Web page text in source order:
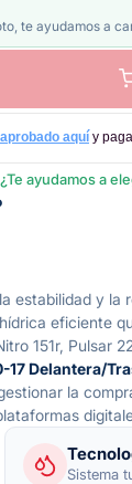
te ayudamos a
aquí y
¿Te ayudamos a
estabilidad y
eficiente
151r, Pulsar
17 Delantera/
la
Sistema